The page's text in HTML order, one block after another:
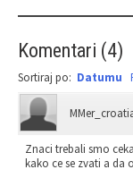
Komentari (4)
Sortiraj po: Datumu
Znaci trebali smo
kako ce se zvati a